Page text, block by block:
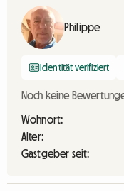
Philippe
Identität verifiziert
Noch keine
Wohnort:
Alter:
Gastgeber seit: